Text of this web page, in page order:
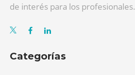
de interés para los profesionales.
Categorías